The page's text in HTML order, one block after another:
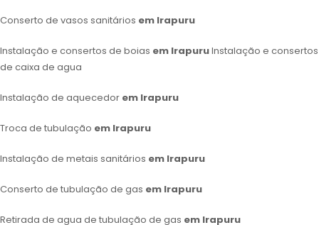
Conserto de vasos sanitários em Irapuru
Instalação e consertos de boias em IrapuruInstalação e consertos
de caixa de agua
Instalação de aquecedor em Irapuru
Troca de tubulação em Irapuru
Instalação de metais sanitários em Irapuru
Conserto de tubulação de gas em Irapuru
Retirada de agua de tubulação de gas em Irapuru